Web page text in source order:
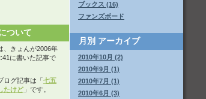
ブックス (16)
ファンズボード
月別 アーカイブ
2010年10月 (2)
2010年9月 (1)
2010年7月 (1)
2010年6月 (3)
ついて
、きょんが2006年
に書いた記事で
ログ記事は「 七五
たけど 」です。